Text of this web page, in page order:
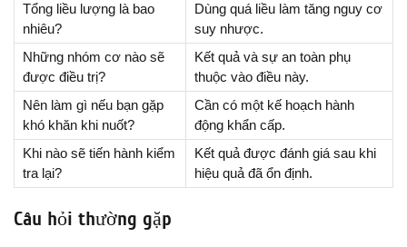
Tổng liều lượng là bao
nhiêu?
Dùng quá liều làm tăng nguy cơ
suy nhược.
Những nhóm cơ nào sẽ
được điều trị?
Kết quả và sự an toàn phụ
thuộc vào điều này.
Nên làm gì nếu bạn gặp
khó khăn khi nuốt?
Cần có một kế hoạch hành
động khẩn cấp.
Khi nào sẽ tiến hành kiểm
tra lại?
Kết quả được đánh giá sau khi
hiệu quả đã ổn định.
Câu hỏi thường gặp